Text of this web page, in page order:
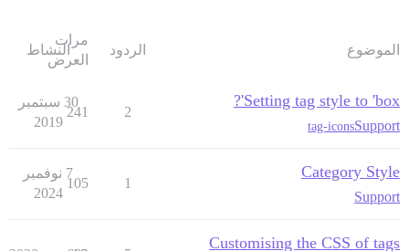
الموضوع الردود
مرات
العرض
النشاط
Setting tag style to 'box'?
Support
tag-icons
2
241
30 سبتمبر
2019
Category Style
Support
1
105
7 نوفمبر
2024
Customising the CSS of tags